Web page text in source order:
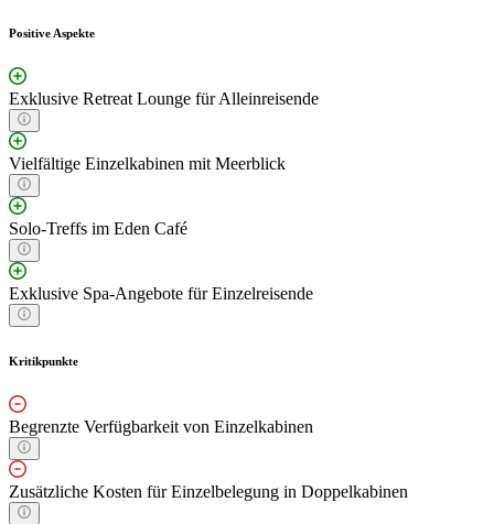
Positive Aspekte
Exklusive Retreat Lounge für Alleinreisende
Vielfältige Einzelkabinen mit Meerblick
Solo-Treffs im Eden Café
Exklusive Spa-Angebote für Einzelreisende
Kritikpunkte
Begrenzte Verfügbarkeit von Einzelkabinen
Zusätzliche Kosten für Einzelbelegung in Doppelkabinen